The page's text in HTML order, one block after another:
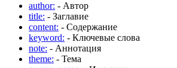
author: - Автор
title: - Заглавие
content: - Содержание
keyword: - Ключевые слова
note: - Аннотация
theme: - Тема